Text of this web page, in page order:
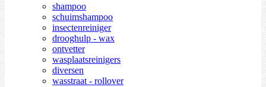
shampoo
schuimshampoo
insectenreiniger
drooghulp - wax
ontvetter
wasplaatsreinigers
diversen
wasstraat - rollover